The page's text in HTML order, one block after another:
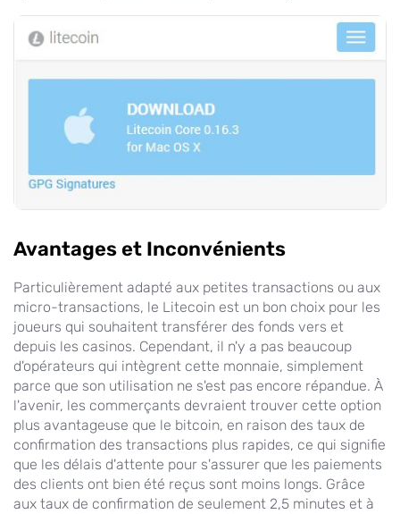
Avantages et Inconvénients
Particulièrement adapté aux petites transactions ou aux
micro-transactions, le Litecoin est un bon choix pour les
joueurs qui souhaitent transférer des fonds vers et
depuis les casinos. Cependant, il n'y a pas beaucoup
d'opérateurs qui intègrent cette monnaie, simplement
parce que son utilisation ne s'est pas encore répandue. À
l'avenir, les commerçants devraient trouver cette option
plus avantageuse que le bitcoin, en raison des taux de
confirmation des transactions plus rapides, ce qui signifie
que les délais d'attente pour s'assurer que les paiements
des clients ont bien été reçus sont moins longs. Grâce
aux taux de confirmation de seulement 2,5 minutes et à